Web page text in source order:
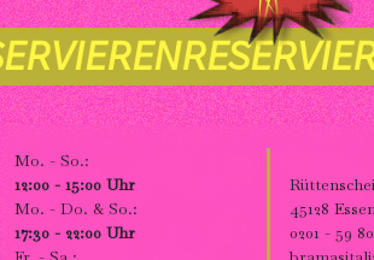
RESERVIEREN
Mo. - So.:
12:00 - 15:00 Uhr
Mo. - Do. & So.:
17:30 - 22:00 Uhr
45128 Essen
0201 - 59